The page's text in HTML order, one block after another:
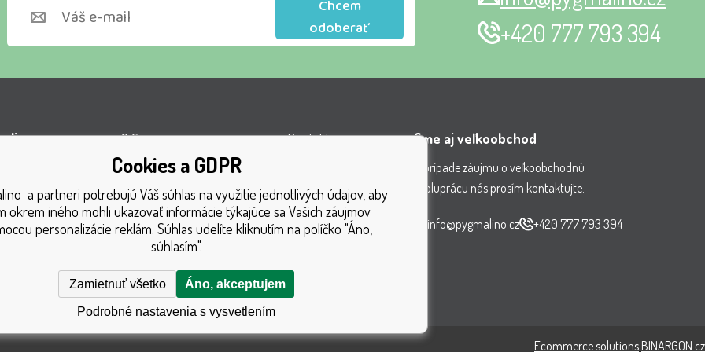
Chcem
odoberať
+420 777 793 394
s.r.o.
Český Těšín
O firme
Obchodné podmienky
Doprava
Platba
GDPR
Reklamačný poriadok
Kontakty
Získané ocenenia
Katalóg hračiek
Sme aj veľkoobchod
V prípade záujmu o veľkoobchodnú
spoluprácu nás prosím kontaktujte.
info@pygmalino.cz +420 777 793 394
Ecommerce solutions BINARGON.cz
Cookies a GDPR
a partneri potrebujú Váš súhlas na využitie jednotlivých údajov, aby
okrem iného mohli ukazovať informácie týkajúce sa Vašich záujmov
personalizácie reklám. Súhlas udelíte kliknutím na políčko "Áno,
súhlasím".
Zamietnuť všetko Áno, akceptujem
Podrobné nastavenia s vysvetlením